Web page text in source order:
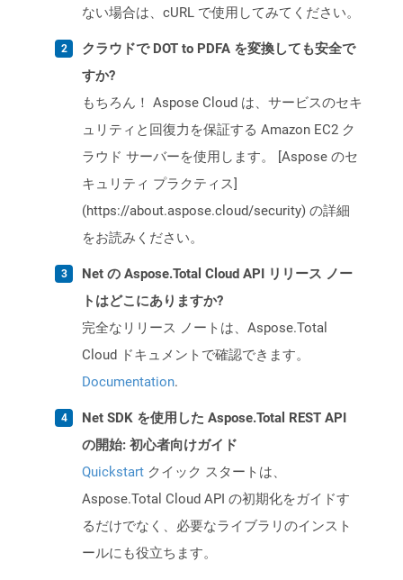
ない場合は、cURL で使用してみてください。
クラウドで DOT to PDFA を変換しても安全で
すか?
もちろん！ Aspose Cloud は、サービスのセキ
ュリティと回復力を保証する Amazon EC2 ク
ラウド サーバーを使用します。 [Aspose のセ
キュリティ プラクティス]
(https://about.aspose.cloud/security) の詳細
をお読みください。
Net の Aspose.Total Cloud API リリース ノー
トはどこにありますか?
完全なリリース ノートは、Aspose.Total
Cloud ドキュメントで確認できます。
Documentation.
Net SDK を使用した Aspose.Total REST API
の開始: 初心者向けガイド
Quickstart クイック スタートは、
Aspose.Total Cloud API の初期化をガイドす
るだけでなく、必要なライブラリのインスト
ールにも役立ちます。